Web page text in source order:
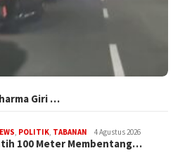
Giri …
POLITIK TABANAN 4 Agustus 2026
100 Meter Membentang…